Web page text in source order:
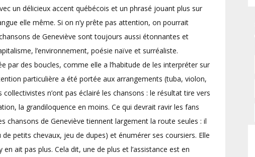
un délicieux accent québécois et un phrasé jouant plus sur
elle même. Si on n’y prête pas attention, on pourrait
de Geneviève sont toujours aussi étonnantes et
l’environnement, poésie naïve et surréaliste.
par des boucles, comme elle a l’habitude de les interpréter sur
particulière a été portée aux arrangements (tuba, violon,
n’ont pas éclairé les chansons : le résultat tire vers
la grandiloquence en moins. Ce qui devrait ravir les fans
chansons de Geneviève tiennent largement la route seules : il
petits chevaux, jeu de dupes) et énumérer ses coursiers. Elle
en ait pas plus. Cela dit, une de plus et l’assistance est en